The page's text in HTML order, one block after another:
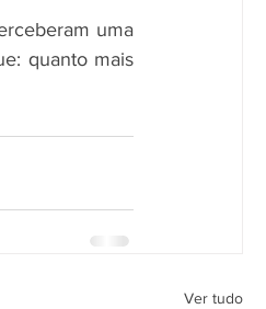
uma
quanto mais
Ver tudo